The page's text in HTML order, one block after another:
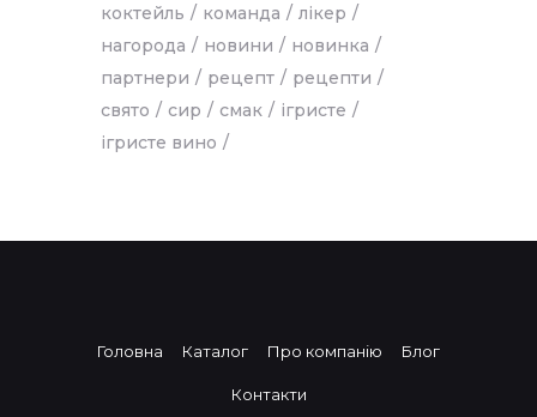
коктейль
команда
лікер
нагорода
новини
новинка
партнери
рецепт
рецепти
свято
сир смак
ігристе
ігристе вино
Головна Каталог Про компанію Блог
Контакти